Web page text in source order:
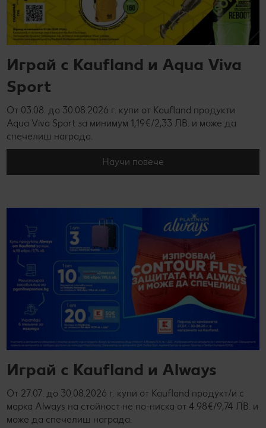
Играй с Kaufland и Aqua Viva
Sport
От 03.08. до 30.08.2026 г. купи от Kaufland продукти
Aqua Viva Sport за минимум 1,19€/2,33 ЛВ. и може да
спечелиш награда.
Научи повече
Играй с Kaufland и Always
От 27.07. до 30.08.2026 г. купи от Kaufland продукт/и с
марка Always на стойност не по-ниска от 4.98€/9,74 ЛВ. и
може да спечелиш награда.